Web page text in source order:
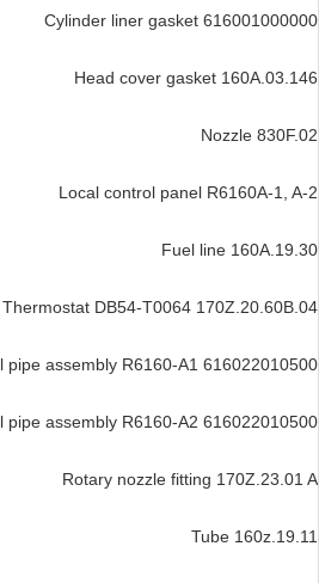
Cylinder liner gasket 616001000000
Head cover gasket 160A.03.146
Nozzle 830F.02
Local control panel R6160A-1, A-2
Fuel line 160A.19.30
Thermostat DB54-T0064 170Z.20.60B.04
pipe assembly R6160-A1 616022010500
pipe assembly R6160-A2 616022010500
Rotary nozzle fitting 170Z.23.01 A
Tube 160z.19.11